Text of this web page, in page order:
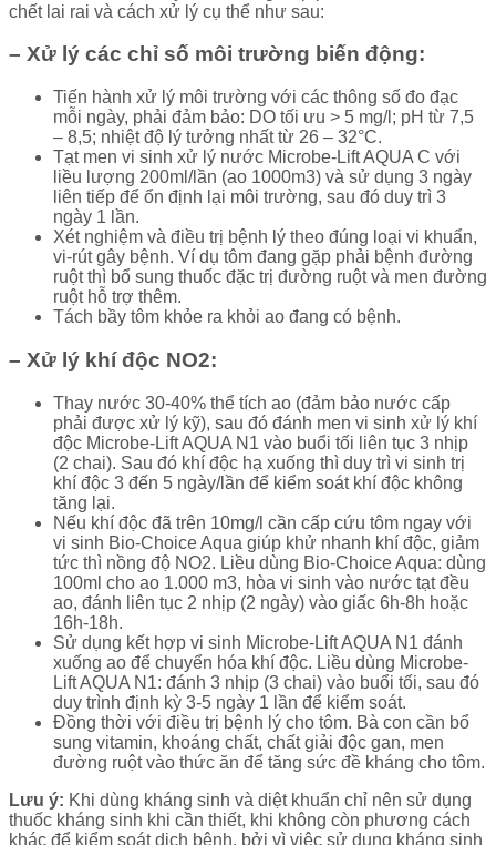
chết lai rai và cách xử lý cụ thể như sau:
– Xử lý các chỉ số môi trường biến động:
Tiến hành xử lý môi trường với các thông số đo đạc
mỗi ngày, phải đảm bảo: DO tối ưu > 5 mg/l; pH từ 7,5
– 8,5; nhiệt độ lý tưởng nhất từ 26 – 32°C.
Tạt men vi sinh xử lý nước Microbe-Lift AQUA C với
liều lượng 200ml/lần (ao 1000m3) và sử dụng 3 ngày
liên tiếp để ổn định lại môi trường, sau đó duy trì 3
ngày 1 lần.
Xét nghiệm và điều trị bệnh lý theo đúng loại vi khuẩn,
vi-rút gây bệnh. Ví dụ tôm đang gặp phải bệnh đường
ruột thì bổ sung thuốc đặc trị đường ruột và men đường
ruột hỗ trợ thêm.
Tách bầy tôm khỏe ra khỏi ao đang có bệnh.
– Xử lý khí độc NO2:
Thay nước 30-40% thể tích ao (đảm bảo nước cấp
phải được xử lý kỹ), sau đó đánh men vi sinh xử lý khí
độc Microbe-Lift AQUA N1 vào buổi tối liên tục 3 nhịp
(2 chai). Sau đó khí độc hạ xuống thì duy trì vi sinh trị
khí độc 3 đến 5 ngày/lần để kiểm soát khí độc không
tăng lại.
Nếu khí độc đã trên 10mg/l cần cấp cứu tôm ngay với
vi sinh Bio-Choice Aqua giúp khử nhanh khí độc, giảm
tức thì nồng độ NO2. Liều dùng Bio-Choice Aqua: dùng
100ml cho ao 1.000 m3, hòa vi sinh vào nước tạt đều
ao, đánh liên tục 2 nhịp (2 ngày) vào giấc 6h-8h hoặc
16h-18h.
Sử dụng kết hợp vi sinh Microbe-Lift AQUA N1 đánh
xuống ao để chuyển hóa khí độc. Liều dùng Microbe-
Lift AQUA N1: đánh 3 nhịp (3 chai) vào buổi tối, sau đó
duy trình định kỳ 3-5 ngày 1 lần để kiểm soát.
Đồng thời với điều trị bệnh lý cho tôm. Bà con cần bổ
sung vitamin, khoáng chất, chất giải độc gan, men
đường ruột vào thức ăn để tăng sức đề kháng cho tôm.
Lưu ý: Khi dùng kháng sinh và diệt khuẩn chỉ nên sử dụng
thuốc kháng sinh khi cần thiết, khi không còn phương cách
khác để kiểm soát dịch bệnh, bởi vì việc sử dụng kháng sinh